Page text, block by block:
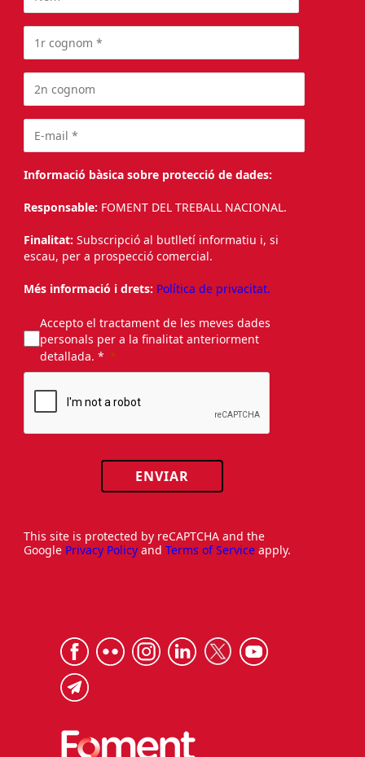
Informació bàsica sobre protecció de dades:
Responsable: FOMENT DEL TREBALL NACIONAL.
Finalitat: Subscripció al butlletí informatiu i, si
escau, per a prospecció comercial.
Més informació i drets: Política de privacitat.
Accepto el tractament de les meves dades
personals per a la finalitat anteriorment
detallada. *
ENVIAR
This site is protected by reCAPTCHA and the
Google Privacy Policy and Terms of Service apply.